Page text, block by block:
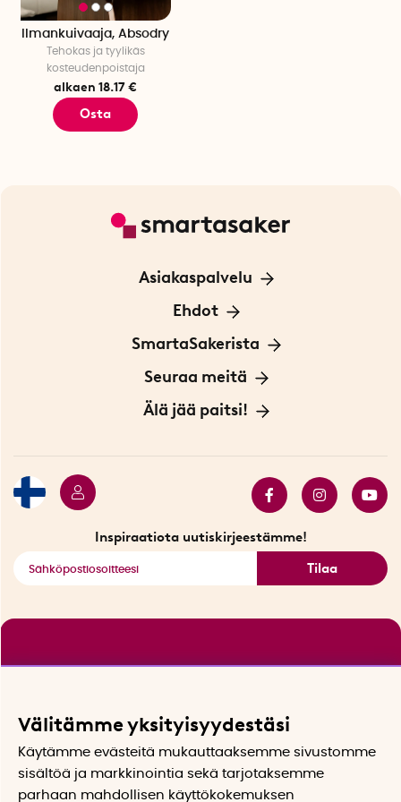
Ilmankuivaaja, Absodry
Tehokas ja tyylikäs
kosteudenpoistaja
alkaen 18.17 €
Osta
Asiakaspalvelu
Ota yhteyttä
Ehdot
Tietoa evästeistä
Yksityisyydensuoja
Sopimusehdot
SmartaSakerista
Meistä
Myymälä Tukholmassa
Seuraa meitä
Innovaattoriblogi
Älä jää paitsi!
Inspiraatiota uutiskirjeestämme!
Tilaa
Välitämme yksityisyydestäsi
Käytämme evästeitä mukauttaaksemme sivustomme
sisältöä ja markkinointia sekä tarjotaksemme
parhaan mahdollisen käyttökokemuksen